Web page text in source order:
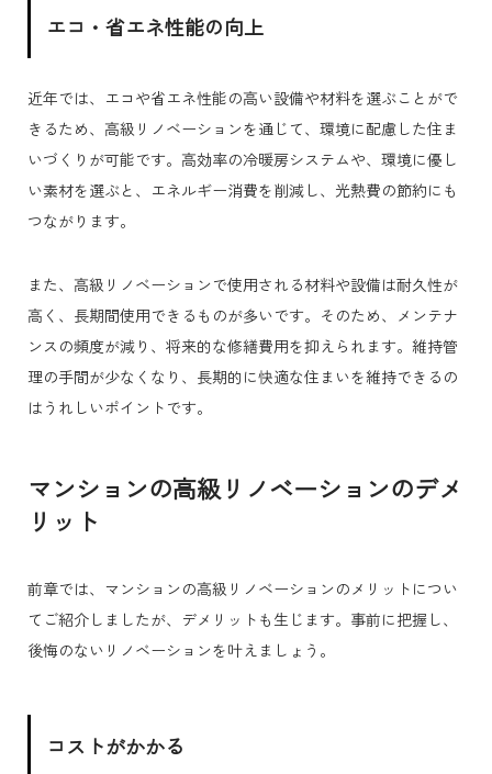
エコ・省エネ性能の向上
近年では、エコや省エネ性能の高い設備や材料を選ぶことがで
きるため、高級リノベーションを通じて、環境に配慮した住ま
いづくりが可能です。高効率の冷暖房システムや、環境に優し
い素材を選ぶと、エネルギー消費を削減し、光熱費の節約にも
つながります。
また、高級リノベーションで使用される材料や設備は耐久性が
高く、長期間使用できるものが多いです。そのため、メンテナ
ンスの頻度が減り、将来的な修繕費用を抑えられます。維持管
理の手間が少なくなり、長期的に快適な住まいを維持できるの
はうれしいポイントです。
マンションの高級リノベーションのデメ
リット
前章では、マンションの高級リノベーションのメリットについ
てご紹介しましたが、デメリットも生じます。事前に把握し、
後悔のないリノベーションを叶えましょう。
コストがかかる